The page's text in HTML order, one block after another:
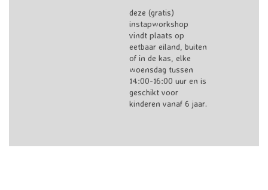
deze (gratis)
instapworkshop
vindt plaats op
eetbaar eiland, buiten
of in de kas, elke
woensdag tussen
14:00-16:00 uur en is
geschikt voor
kinderen vanaf 6 jaar.